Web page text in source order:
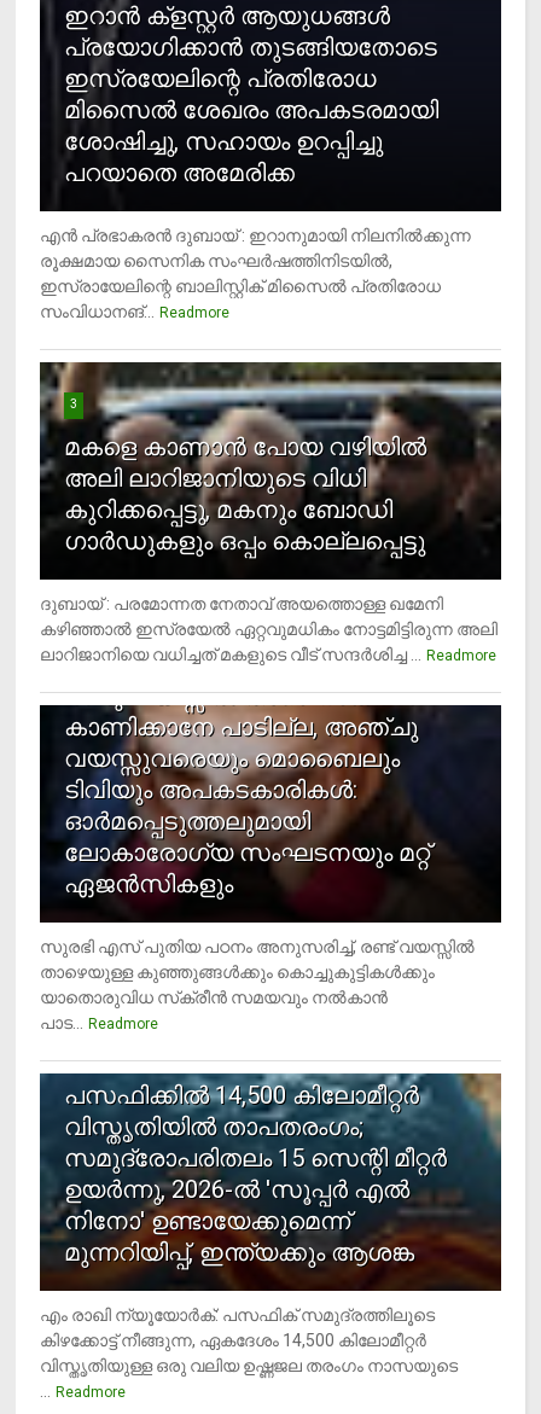
ഇറാന്‍ ക്‌ളസ്റ്റര്‍ ആയുധങ്ങള്‍
പ്രയോഗിക്കാന്‍ തുടങ്ങിയതോടെ
ഇസ്രയേലിന്റെ പ്രതിരോധ
മിസൈല്‍ ശേഖരം അപകടരമായി
ശോഷിച്ചു, സഹായം ഉറപ്പിച്ചു
പറയാതെ അമേരിക്ക
എന്‍ പ്രഭാകരന്‍ ദുബായ് : ഇറാനുമായി നിലനില്‍ക്കുന്ന
രൂക്ഷമായ സൈനിക സംഘര്‍ഷത്തിനിടയില്‍,
ഇസ്രായേലിന്റെ ബാലിസ്റ്റിക് മിസൈല്‍ പ്രതിരോധ
സംവിധാനങ്... Readmore
3
മകളെ കാണാന്‍ പോയ വഴിയില്‍
അലി ലാറിജാനിയുടെ വിധി
കുറിക്കപ്പെട്ടു, മകനും ബോഡി
ഗാര്‍ഡുകളും ഒപ്പം കൊല്ലപ്പെട്ടു
ദുബായ് : പരമോന്നത നേതാവ് അയത്തൊള്ള ഖമേനി
കഴിഞ്ഞാല്‍ ഇസ്രയേല്‍ ഏറ്റവുമധികം നോട്ടമിട്ടിരുന്ന അലി
ലാറിജാനിയെ വധിച്ചത് മകളുടെ വീട് സന്ദര്‍ശിച്ച ... Readmore
4
രണ്ടു വയസ്സില്‍ താഴെ സ്‌ക്രീന്‍
കാണിക്കാനേ പാടില്ല, അഞ്ചു
വയസ്സുവരെയും മൊബൈലും
ടിവിയും അപകടകാരികള്‍:
ഓര്‍മപ്പെടുത്തലുമായി
ലോകാരോഗ്യ സംഘടനയും മറ്റ്
ഏജന്‍സികളും
സുരഭി എസ് പുതിയ പഠനം അനുസരിച്ച്, രണ്ട് വയസ്സില്‍
താഴെയുള്ള കുഞ്ഞുങ്ങള്‍ക്കും കൊച്ചുകുട്ടികള്‍ക്കും
യാതൊരുവിധ സ്‌ക്രീന്‍ സമയവും നല്‍കാന്‍
പാട... Readmore
പസഫിക്കില്‍ 14,500 കിലോമീറ്റര്‍
വിസ്തൃതിയില്‍ താപതരംഗം;
സമുദ്രോപരിതലം 15 സെന്റി മീറ്റര്‍
ഉയര്‍ന്നു, 2026-ല്‍ 'സൂപ്പര്‍ എല്‍
നിനോ' ഉണ്ടായേക്കുമെന്ന്
മുന്നറിയിപ്പ്, ഇന്ത്യക്കും ആശങ്ക
എം രാഖി ന്യൂയോര്‍ക്: പസഫിക് സമുദ്രത്തിലൂടെ
കിഴക്കോട്ട് നീങ്ങുന്ന, ഏകദേശം 14,500 കിലോമീറ്റര്‍
വിസ്തൃതിയുള്ള ഒരു വലിയ ഉഷ്ണജല തരംഗം നാസയുടെ
... Readmore